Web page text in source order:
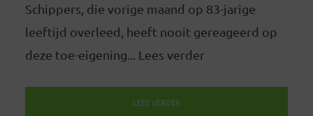
Schippers, die vorige maand op 83-jarige
leeftijd overleed, heeft nooit gereageerd op
deze toe-eigening... Lees verder
LEES VERDER